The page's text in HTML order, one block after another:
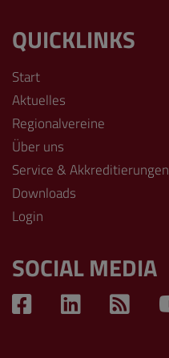
QUICKLINKS
Start
Aktuelles
Regionalvereine
Über uns
Service & Akkreditierungen
Downloads
Login
SOCIAL MEDIA